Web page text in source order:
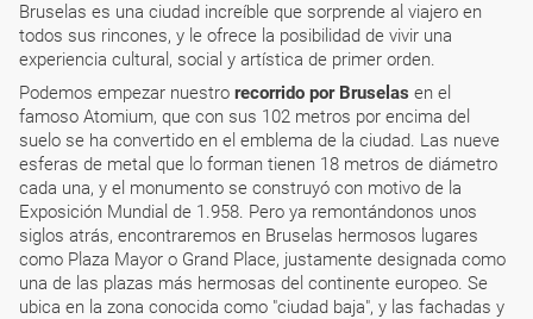
Bruselas es una ciudad increíble que sorprende al viajero en
todos sus rincones, y le ofrece la posibilidad de vivir una
experiencia cultural, social y artística de primer orden.
Podemos empezar nuestro recorrido por Bruselas en el
famoso Atomium, que con sus 102 metros por encima del
suelo se ha convertido en el emblema de la ciudad. Las nueve
esferas de metal que lo forman tienen 18 metros de diámetro
cada una, y el monumento se construyó con motivo de la
Exposición Mundial de 1.958. Pero ya remontándonos unos
siglos atrás, encontraremos en Bruselas hermosos lugares
como Plaza Mayor o Grand Place, justamente designada como
una de las plazas más hermosas del continente europeo. Se
ubica en la zona conocida como "ciudad baja", y las fachadas y